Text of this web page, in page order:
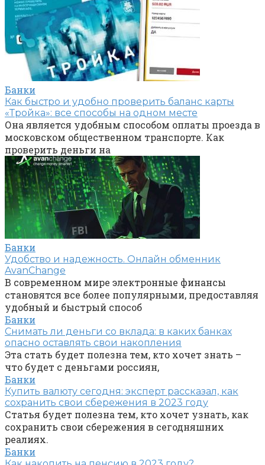
Банки
Как быстро и удобно проверить баланс карты
«Тройка»: все способы на одном месте
Она является удобным способом оплаты проезда в
московском общественном транспорте. Как
проверить деньги на
Банки
Удобство и надежность. Онлайн обменник
AvanChange
В современном мире электронные финансы
становятся все более популярными, предоставляя
удобный и быстрый способ
Банки
Снимать ли деньги со вклада: в каких банках
опасно оставлять свои накопления
Эта стать будет полезна тем, кто хочет знать –
что будет с деньгами россиян,
Банки
Купить валюту сегодня: эксперт рассказал, как
сохранить свои сбережения в 2023 году
Статья будет полезна тем, кто хочет узнать, как
сохранить свои сбережения в сегодняшних
реалиях.
Банки